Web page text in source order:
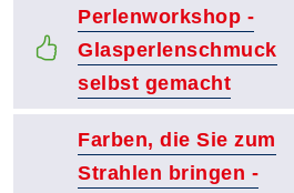
Perlenworkshop -
Glasperlenschmuck
selbst gemacht
Farben, die Sie zum
Strahlen bringen -